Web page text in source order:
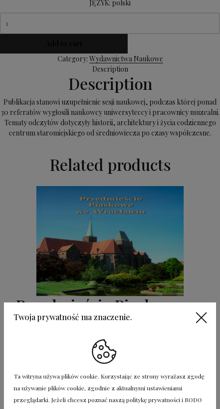
JĘZYK: polski
quantity
Category: Wydawnictwa Naukowe
Description
Description
Publikacja stanowi uzupełnienie sesji naukowej, podczas której ponad
30 referatów wygłosili naukowcy uniwersyteccy i pracownicy muzealni.
Tematy odczytów dotyczyły historii, architektury i życia codziennego
centrum staromiejskiego od średniowiecza po czasy współczesne.
Related products
Przedmieście Piaskowe we
Wrocławiu
50.00złAdd to cart
Twoja prywatność ma znaczenie.
Ta witryna używa plików cookie. Korzystając ze strony wyrażasz zgodę
na używanie plików cookie, zgodnie z aktualnymi ustawieniami
przeglądarki. Jeżeli chcesz poznać naszą politykę prywatności i RODO